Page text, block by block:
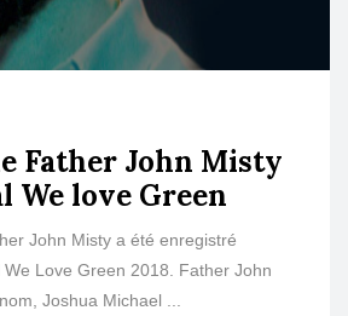
Father John Misty
We love Green
John Misty a été enregistré
Love Green 2018. Father John
Joshua Michael ...